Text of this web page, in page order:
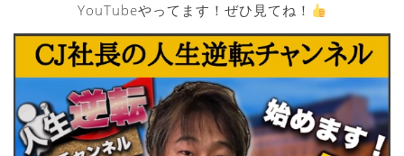
YouTubeやってます！ぜひ見てね！